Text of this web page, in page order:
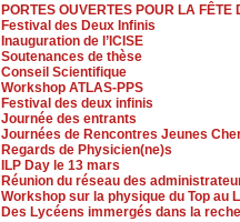
PORTES OUVERTES POUR LA FÊTE
Festival des Deux Infinis
Inauguration de l’ICISE
Soutenances de thèse
Conseil Scientifique
Workshop ATLAS-PPS
Festival des deux infinis
Journée des entrants
Journées de Rencontres Jeunes
Regards de Physicien(ne)s
ILP Day le 13 mars
Réunion du réseau des
Workshop sur la physique du Top au
Des Lycéens immergés dans la